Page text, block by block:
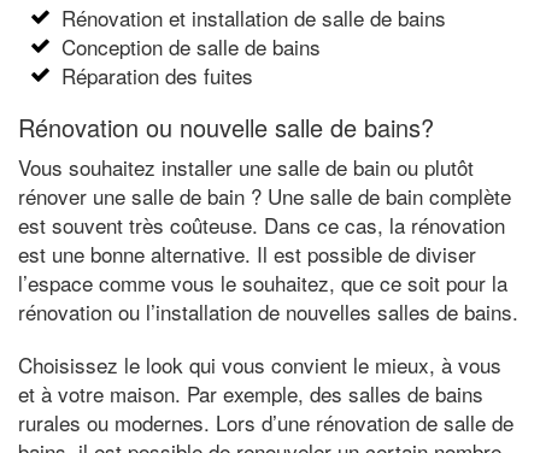
Rénovation et installation de salle de bains
Conception de salle de bains
Réparation des fuites
Rénovation ou nouvelle salle de bains?
Vous souhaitez installer une salle de bain ou plutôt
rénover une salle de bain ? Une salle de bain complète
est souvent très coûteuse. Dans ce cas, la rénovation
est une bonne alternative. Il est possible de diviser
l’espace comme vous le souhaitez, que ce soit pour la
rénovation ou l’installation de nouvelles salles de bains.
Choisissez le look qui vous convient le mieux, à vous
et à votre maison. Par exemple, des salles de bains
rurales ou modernes. Lors d’une rénovation de salle de